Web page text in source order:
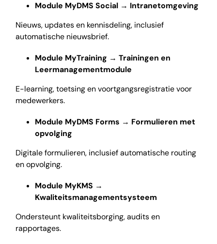
Module MyDMS Social → Intranetomgeving
Nieuws, updates en kennisdeling, inclusief
automatische nieuwsbrief.
Module MyTraining → Trainingen en
Leermanagementmodule
E-learning, toetsing en voortgangsregistratie voor
medewerkers.
Module MyDMS Forms → Formulieren met
opvolging
Digitale formulieren, inclusief automatische routing
en opvolging.
Module MyKMS →
Kwaliteitsmanagementsysteem
Ondersteunt kwaliteitsborging, audits en
rapportages.